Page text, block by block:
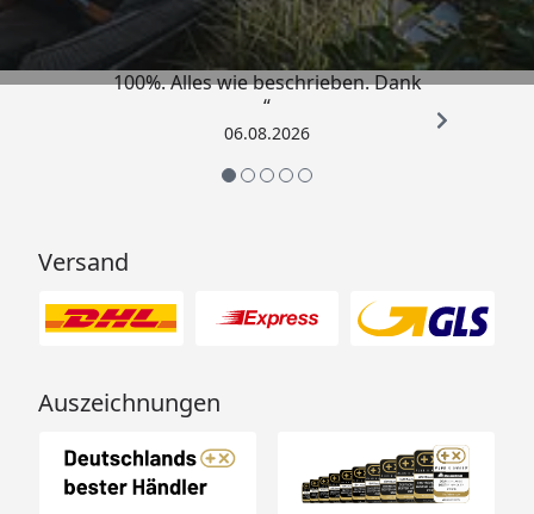
„Super schnell gelifert. Ware passt
100%. Alles wie beschrieben. Dank
“
06.08.2026
Versand
Auszeichnungen